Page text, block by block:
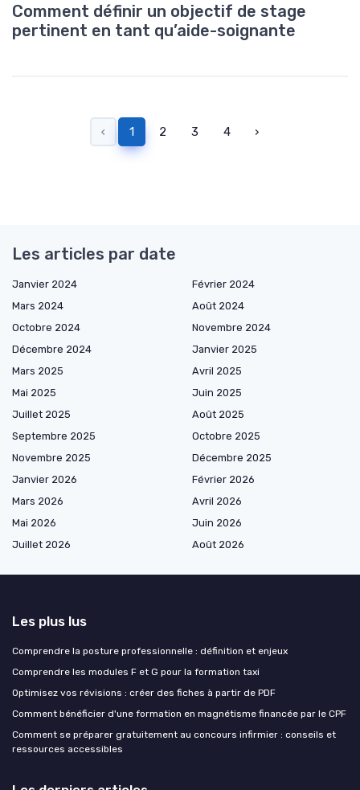
Comment définir un objectif de stage
pertinent en tant qu’aide-soignante
‹ 1 2 3 4 ›
Les articles par date
Janvier 2024
Février 2024
Mars 2024
Août 2024
Octobre 2024
Novembre 2024
Décembre 2024
Janvier 2025
Mars 2025
Avril 2025
Mai 2025
Juin 2025
Juillet 2025
Août 2025
Septembre 2025
Octobre 2025
Novembre 2025
Décembre 2025
Janvier 2026
Février 2026
Mars 2026
Avril 2026
Mai 2026
Juin 2026
Juillet 2026
Août 2026
Les plus lus
Comprendre la posture professionnelle : définition et enjeux
Comprendre les modules F et G pour la formation taxi
Optimisez vos révisions : créer des fiches à partir de PDF
Comment bénéficier d'une formation en magnétisme financée par le CPF
Comment se préparer gratuitement au concours infirmier : conseils et
ressources accessibles